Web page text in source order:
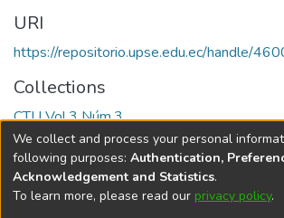
URI
https://repositorio.upse.edu.ec/handle/
Collections
CTU Vol.3 Núm.3
Full item page
DSpace softwarecopyright © 2002-
We collect and process your personal
following purposes: Authentication,
Acknowledgement and Statistics.
To learn more, please read our privacy policy.